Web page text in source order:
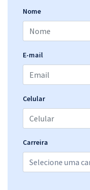
Nome
E-mail
Celular
Carreira